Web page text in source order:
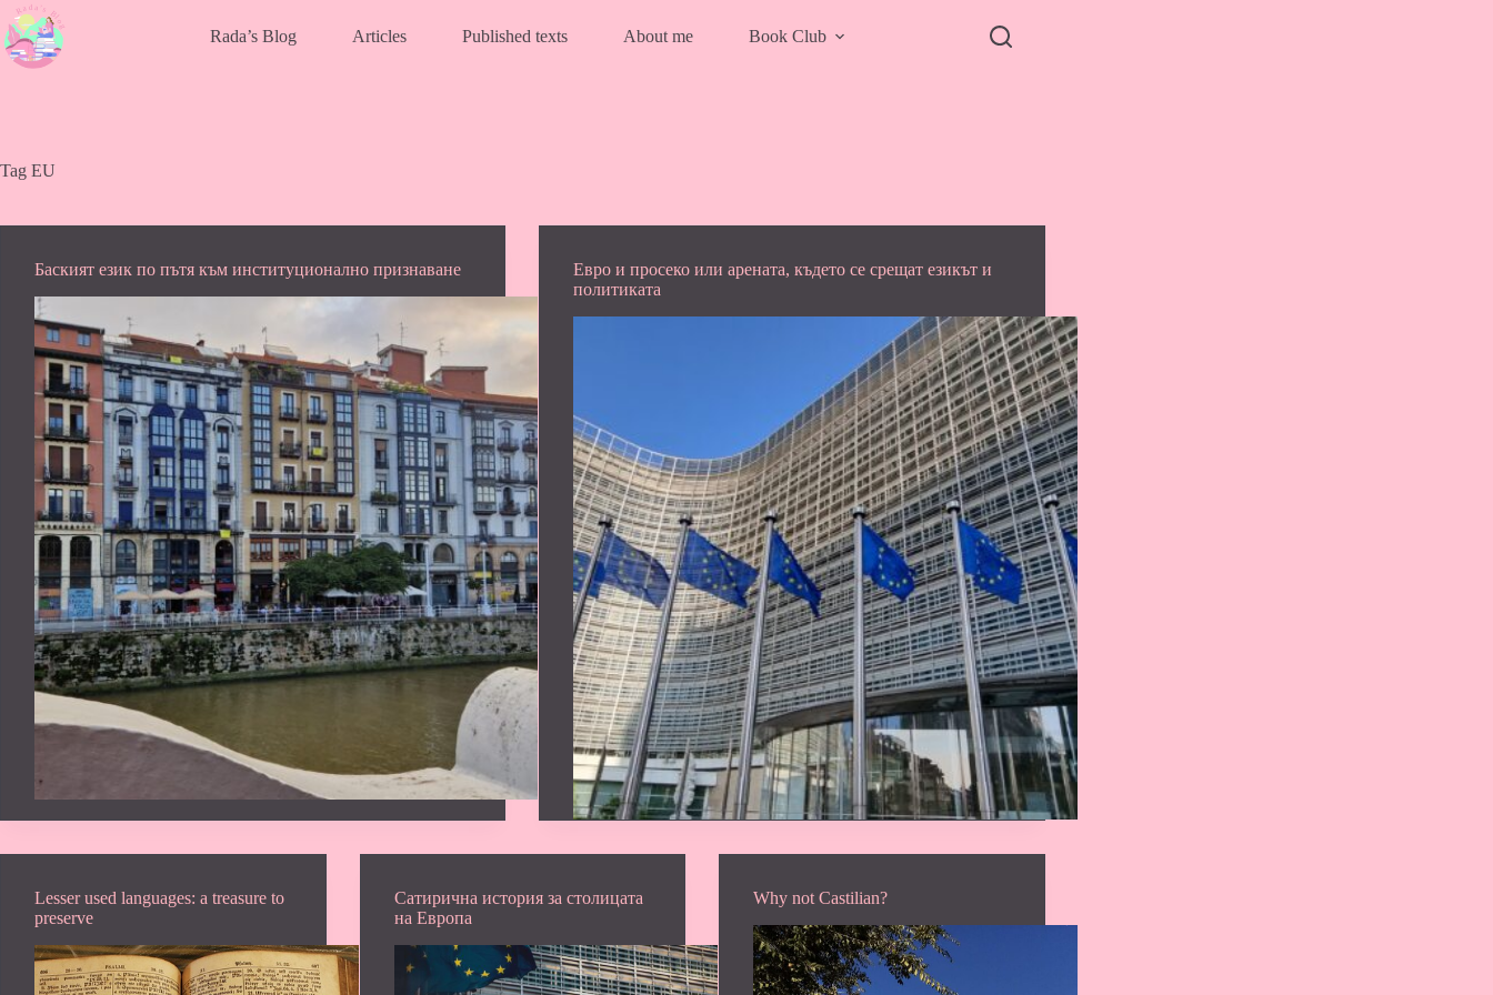
Skip
to
content
Rada’s Blog Articles Published texts About me Book Club
Tag EU
Баският език по пътя към институционално признаване
Евро и просеко или арената, където се срещат езикът и
политиката
Lesser used languages: a treasure to
preserve
Сатирична история за столицата
на Европа
Why not Castilian?